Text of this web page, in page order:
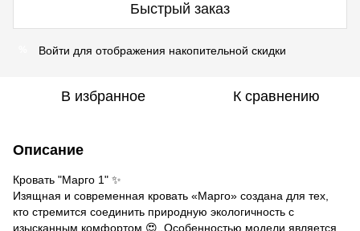
Быстрый заказ
Войти для отображения накопительной скидки
В избранное К сравнению
Описание
Кровать "Марго 1" ✨
Изящная и современная кровать «Марго» создана для тех,
кто стремится соединить природную экологичность с
изысканным комфортом 😍. Особенностью модели является